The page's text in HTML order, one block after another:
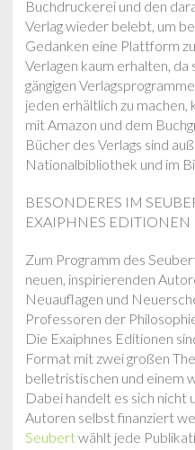
Buchdruckerei und den
Verlag wieder belebt, um
Gedanken eine Plattform
Verlagen kaum erhalten, da
gängigen
jeden erhältlich zu
mit Amazon und dem
Bücher des Verlags sind
Nationalbibliothek und im
BESONDERES IM
EXAIPHNES EDITIONEN
Zum Programm des
neuen, inspirierenden
Neuauflagen und
Professoren der
Die Exaiphnes Editionen
Format mit zwei großen
belletristischen und einem
Dabei handelt es sich nicht
Autoren selbst finanziert
Seubertwählt jede